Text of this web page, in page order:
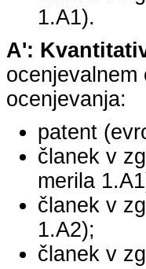
1.A1).
A':
ocenjevanja:
patent
članek v
merila
članek v
1.A2);
članek v